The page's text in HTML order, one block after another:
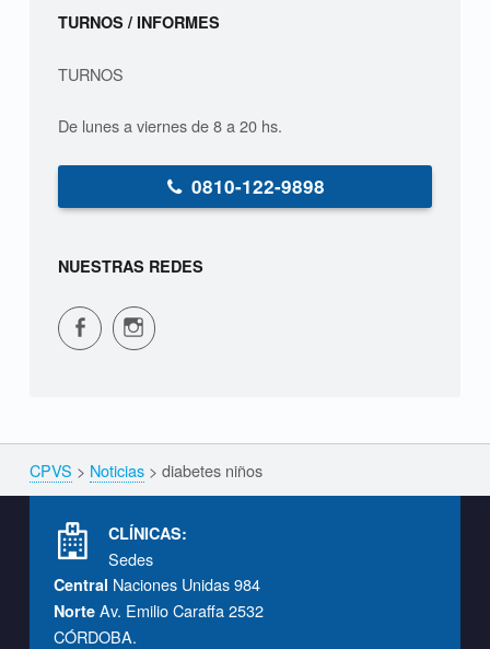
Sidebar
TURNOS / INFORMES
TURNOS
De lunes a viernes de 8 a 20 hs.
0810-122-9898
NUESTRAS REDES
CPVS en Facebook CPVS en Instagram
Breadcrumbs navigation
CPVS > Noticias> diabetes niños
CLÍNICAS:
Sedes
Central Naciones Unidas 984
Norte Av. Emilio Caraffa 2532
CÓRDOBA.